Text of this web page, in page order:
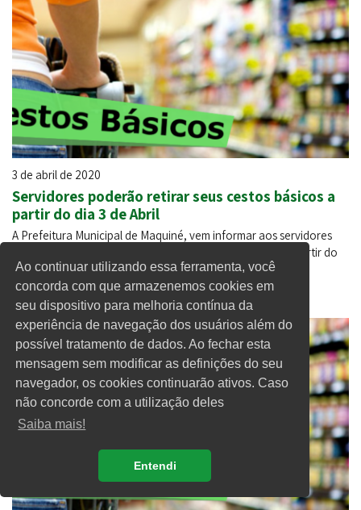
Ao continuar utilizando essa ferramenta, você
concorda com que armazenemos cookies em
seu dispositivo para melhoria contínua da
experiência de navegação dos usuários além do
possível tratamento de dados. Ao fechar esta
mensagem sem modificar as definições do seu
navegador, os cookies continuarão ativos. Caso
não concorde com a utilização deles
Saiba mais!
Entendi
3 de abril de 2020
Servidores poderão retirar seus cestos básicos a
partir do dia 3 de Abril
A Prefeitura Municipal de Maquiné, vem informar aos servidores
municipais que o cesto básico, encontra-se disponível a partir do
dia 03/04/2020 às 13h15.